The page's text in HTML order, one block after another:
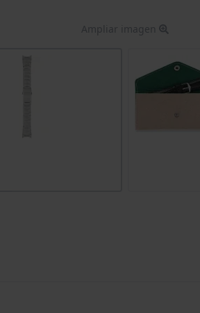
Ampliar imagen